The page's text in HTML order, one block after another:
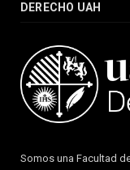
DERECHO UAH
Somos una Facultad